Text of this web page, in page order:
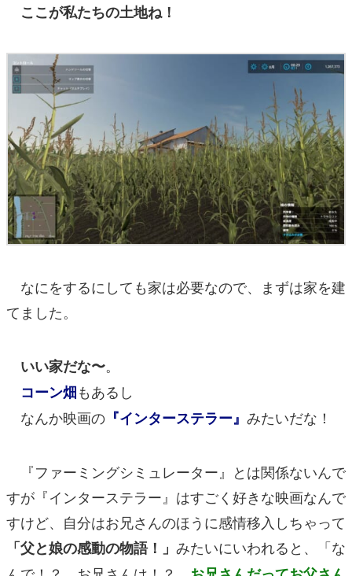
ここが私たちの土地ね！
なにをするにしても家は必要なので、まずは家を建
てました。
いい家だな〜。
コーン畑もあるし
なんか映画の 『インターステラー』 みたいだな！
『ファーミングシミュレーター』とは関係ないんで
すが『インターステラー』はすごく好きな映画なんで
すけど、自分はお兄さんのほうに感情移入しちゃって
「父と娘の感動の物語！」 みたいにいわれると、「な